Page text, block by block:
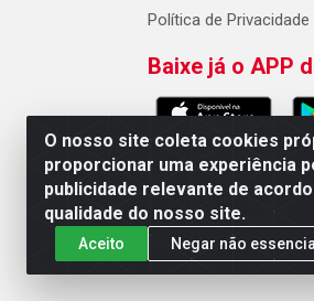
O nosso site coleta cookies
proporcionar uma experiência
publicidade relevante de
qualidade do nosso site.
Aceito Negar não
Política de Privacidade
Baixe já o APP
AC